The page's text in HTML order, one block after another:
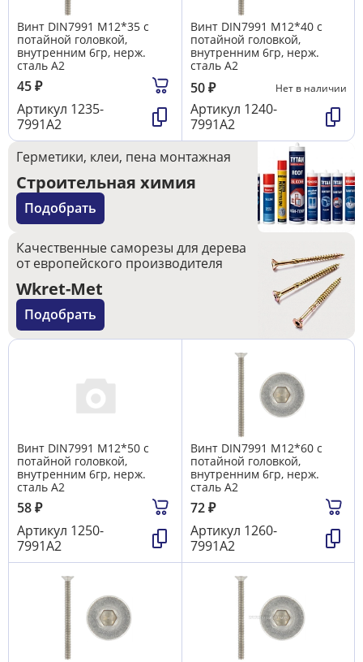
Винт DIN7991 М12*35 с
потайной головкой,
внутренним 6гр, нерж.
сталь А2
45₽
Артикул 1235-
7991А2
Винт DIN7991 М12*40 с
потайной головкой,
внутренним 6гр, нерж.
сталь А2
50₽ Нет в наличии
Артикул 1240-
7991А2
Герметики, клеи, пена монтажная
Строительная химия
Подобрать
Качественные саморезы для дерева
от европейского производителя
Wkret-Met
Подобрать
Винт DIN7991 М12*50 с
потайной головкой,
внутренним 6гр, нерж.
сталь А2
58₽
Артикул 1250-
7991А2
Винт DIN7991 М12*60 с
потайной головкой,
внутренним 6гр, нерж.
сталь А2
72₽
Артикул 1260-
7991А2